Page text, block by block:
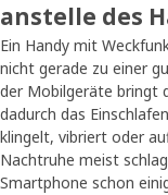
anstelle des
Ein Handy mit
nicht gerade zu einer
der Mobilgeräte bringt
dadurch das
klingelt, vibriert oder
Nachtruhe meist
Smartphone schon